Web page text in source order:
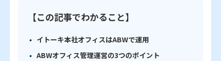
【この記事でわかること】
イトーキ本社オフィスはABWで運用
ABWオフィス管理運営の3つのポイント